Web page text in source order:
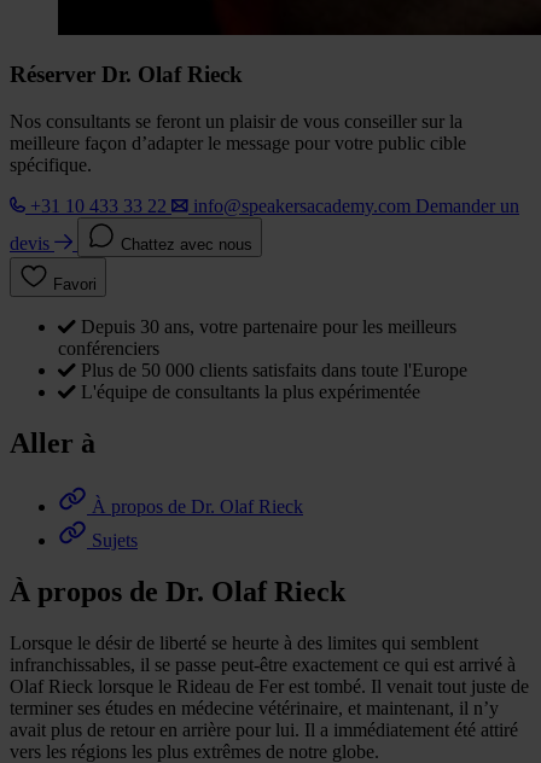
Réserver Dr. Olaf Rieck
Nos consultants se feront un plaisir de vous conseiller sur la
meilleure façon d’adapter le message pour votre public cible
spécifique.
+31 10 433 33 22
info@speakersacademy.com Demander un
devis
Chattez avec nous
Favori
Depuis 30 ans, votre partenaire pour les meilleurs
conférenciers
Plus de 50 000 clients satisfaits dans toute l'Europe
L'équipe de consultants la plus expérimentée
Aller à
À propos de Dr. Olaf Rieck
Sujets
À propos de Dr. Olaf Rieck
Lorsque le désir de liberté se heurte à des limites qui semblent
infranchissables, il se passe peut-être exactement ce qui est arrivé à
Olaf Rieck lorsque le Rideau de Fer est tombé. Il venait tout juste de
terminer ses études en médecine vétérinaire, et maintenant, il n’y
avait plus de retour en arrière pour lui. Il a immédiatement été attiré
vers les régions les plus extrêmes de notre globe.